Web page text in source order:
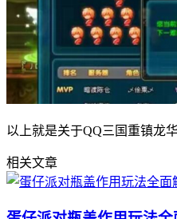
以上就是关于QQ三国重镇龙
相关文章